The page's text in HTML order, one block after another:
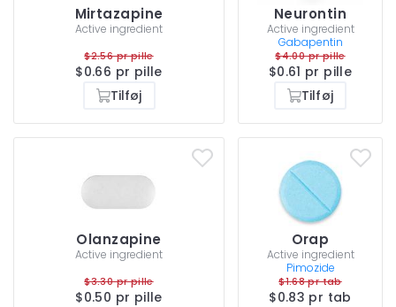
Mirtazapine
Active ingredient
$2.56 pr pille
$0.66 pr pille
Tilføj
Neurontin
Active ingredient
Gabapentin
$4.00 pr pille
$0.61 pr pille
Tilføj
Olanzapine
Active ingredient
$3.30 pr pille
$0.50 pr pille
Orap
Active ingredient
Pimozide
$1.68 pr tab
$0.83 pr tab